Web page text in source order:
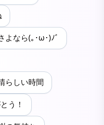
よなら(｡･ω･)ﾉﾞ
らしい時間
う！